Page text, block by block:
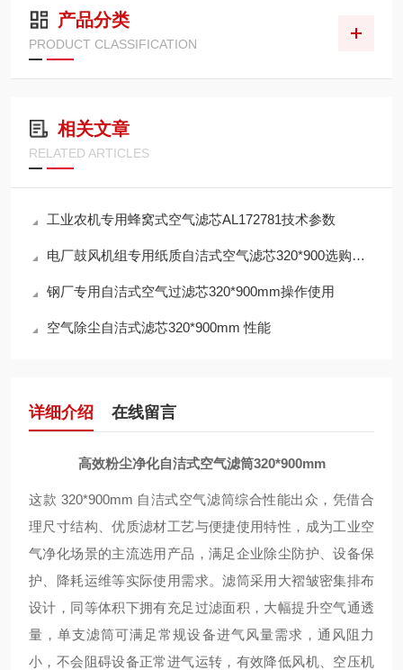
产品分类
PRODUCT CLASSIFICATION
相关文章
RELATED ARTICLES
工业农机专用蜂窝式空气滤芯AL172781技术参数
电厂鼓风机组专用纸质自洁式空气滤芯320*900选购指南
钢厂专用自洁式空气过滤芯320*900mm操作使用
空气除尘自洁式滤芯320*900mm 性能
详细介绍 在线留言
高效粉尘净化自洁式空气滤筒320*900mm
这款 320*900mm 自洁式空气滤筒综合性能出众，凭借合
理尺寸结构、优质滤材工艺与便捷使用特性，成为工业空
气净化场景的主流选用产品，满足企业除尘防护、设备保
护、降耗运维等实际使用需求。滤筒采用大褶皱密集排布
设计，同等体积下拥有充足过滤面积，大幅提升空气通透
量，单支滤筒可满足常规设备进气风量需求，通风阻力
小，不会阻碍设备正常进气运转，有效降低风机、空压机